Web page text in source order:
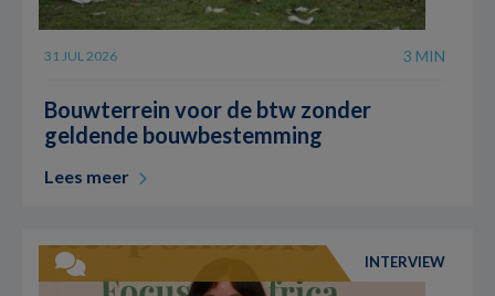
31 JUL 2026 3 MIN
Bouwterrein voor de btw zonder
geldende bouwbestemming
Lees meer
INTERVIEW